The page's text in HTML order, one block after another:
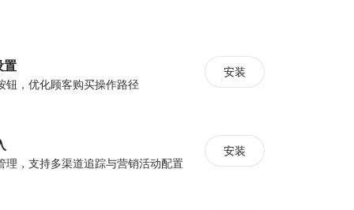
置
钮，优化顾客购买操作路径
安装
理，支持多渠道追踪与营销活动配置
安装